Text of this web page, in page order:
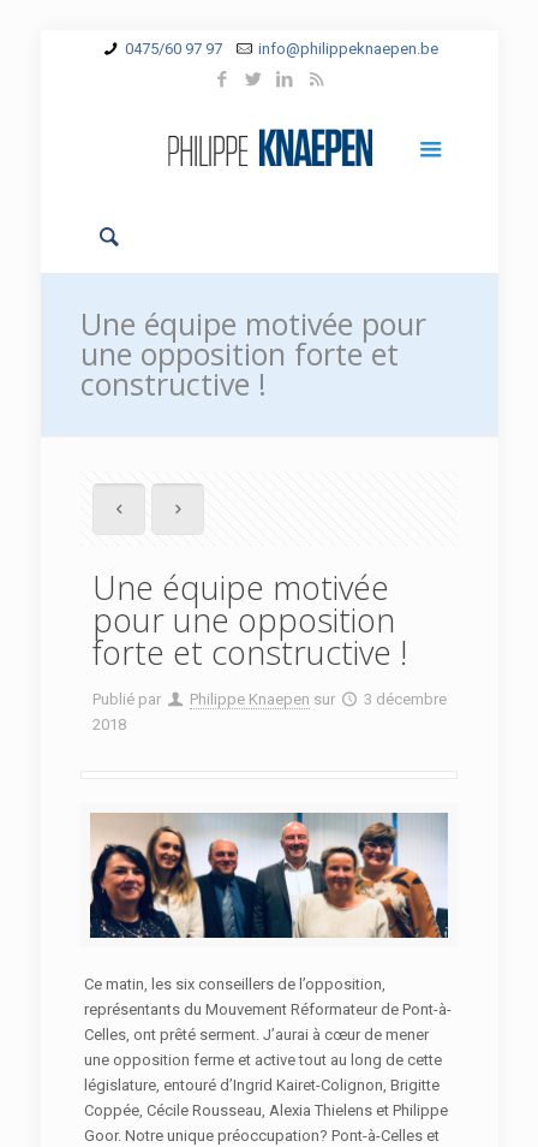
0475/60 97 97 info@philippeknaepen.be
Une équipe motivée pour
une opposition forte et
constructive !
Une équipe motivée
pour une opposition
forte et constructive !
Publié par Philippe Knaepen sur
3 décembre
2018
Ce matin, les six conseillers de l’opposition,
représentants du Mouvement Réformateur de Pont-à-
Celles, ont prêté serment. J’aurai à cœur de mener
une opposition ferme et active tout au long de cette
législature, entouré d’Ingrid Kairet-Colignon, Brigitte
Coppée, Cécile Rousseau, Alexia Thielens et Philippe
Goor. Notre unique préoccupation? Pont-à-Celles et